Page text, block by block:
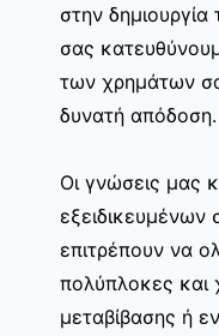
στην
σας
των χρημάτων
δυνατή απόδοση.
Οι γνώσεις μας
επιτρέπουν να
πολύπλοκες και
μεταβίβασης ή